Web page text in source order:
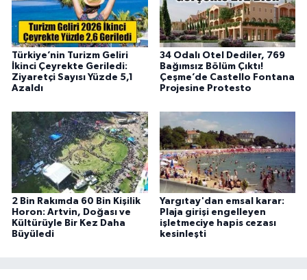
Türkiye’nin Turizm Geliri
İkinci Çeyrekte Geriledi:
Ziyaretçi Sayısı Yüzde 5,1
Azaldı
34 Odalı Otel Dediler, 769
Bağımsız Bölüm Çıktı!
Çeşme’de Castello Fontana
Projesine Protesto
2 Bin Rakımda 60 Bin Kişilik
Horon: Artvin, Doğası ve
Kültürüyle Bir Kez Daha
Büyüledi
Yargıtay'dan emsal karar:
Plaja girişi engelleyen
işletmeciye hapis cezası
kesinleşti